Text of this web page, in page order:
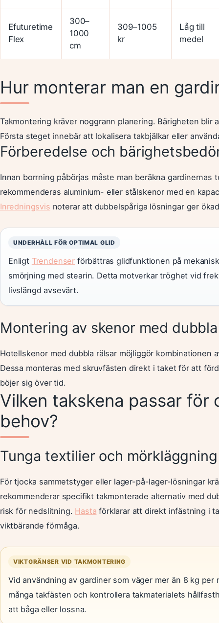
Efuturetime
Flex
300–
1000
cm
309–1005
kr
Låg till
medel
Hur monterar man en
Takmontering kräver noggrann planering. Bärigheten blir
Första steget innebär att lokalisera takbjälkar eller
Förberedelse och
Innan borrning påbörjas måste man beräkna gardinernas
rekommenderas aluminium- eller stålskenor med en
Inredningsvis noterar att dubbelspåriga lösningar ger
UNDERHÅLL FÖR OPTIMAL GLID
Enligt Trendenser förbättras glidfunktionen på
smörjning med stearin. Detta motverkar tröghet vid
livslängd avsevärt.
Montering av skenor med
Hotellskenor med dubbla rälsar möjliggör kombinationen
Dessa monteras med skruvfästen direkt i taket för att
böjer sig över tid.
Vilken takskena passar för
behov?
Tunga textilier och mörkläggning
För tjocka sammetstyger eller lager-på-lager-lösningar
rekommenderar specifikt takmonterade alternativ med
risk för nedslitning. Hasta förklarar att direkt infästning i
viktbärande förmåga.
VIKTGRÄNSER VID TAKMONTERING
Vid användning av gardiner som väger mer än 8 kg
många takfästen och kontrollera takmaterialets
att båga eller lossna.